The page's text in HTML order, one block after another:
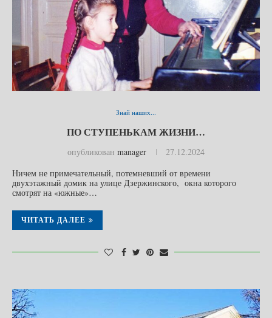
Знай наших...
ПО СТУПЕНЬКАМ ЖИЗНИ…
опубликован manager
27.12.2024
Ничем не примечательный, потемневший от времени
двухэтажный домик на улице Дзержинского, окна которого
смотрят на «южные»…
ЧИТАТЬ ДАЛЕЕ